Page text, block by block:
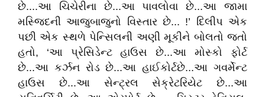
છે....આ ચિચેરીના છે...આ પાવલોવા છે...આ જામા
મસ્જિદની આજુબાજુનો વિસ્તાર છે... !’ દિલીપ એક
પછી એક સ્થળે પેન્સિલની અણી મૂકીને બોલતો જતો
હતો, ‘આ પ્રેસિડેન્ટ હાઉસ છે...આ મોસ્કો ફોર્ટ
છે...આ કર્ઝન રોડ છે...આ હાઈકોર્ટછે...આ ગવર્મેન્ટ
હાઉસ છે...આ સેન્ટ્રલ સેક્રેટરિયેટ છે...આ